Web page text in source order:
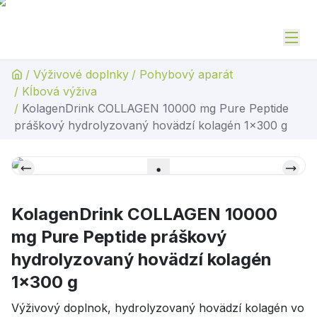
/ Výživové doplnky / Pohybový aparát
/ Kĺbová výživa
/ KolagenDrink COLLAGEN 10000 mg Pure Peptide
práškový hydrolyzovaný hovädzí kolagén 1x300 g
KolagenDrink COLLAGEN 10000
mg Pure Peptide práškový
hydrolyzovaný hovädzí kolagén
1x300 g
Výživový doplnok, hydrolyzovaný hovädzí kolagén vo